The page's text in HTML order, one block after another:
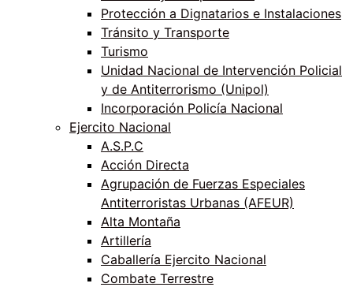
Protección a Dignatarios e Instalaciones
Tránsito y Transporte
Turismo
Unidad Nacional de Intervención Policial
y de Antiterrorismo (Unipol)
Incorporación Policía Nacional
Ejercito Nacional
A.S.P.C
Acción Directa
Agrupación de Fuerzas Especiales
Antiterroristas Urbanas (AFEUR)
Alta Montaña
Artillería
Caballería Ejercito Nacional
Combate Terrestre